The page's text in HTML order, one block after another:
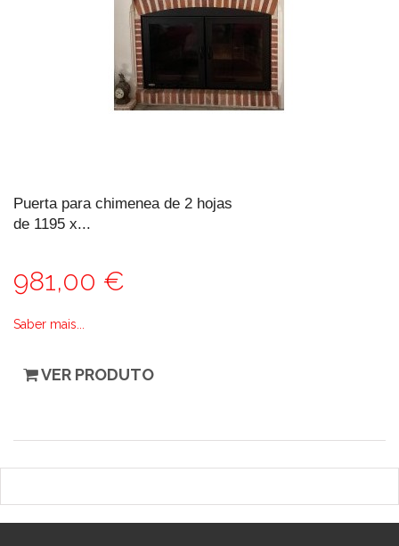
Puerta para chimenea de 2 hojas
de 1195 x...
981,00 €
Saber mais...
VER PRODUTO